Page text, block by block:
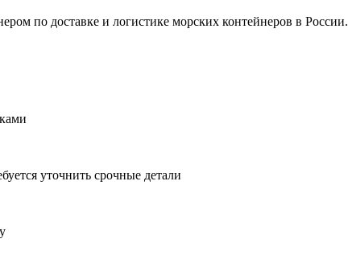
по доставке и логистике морских контейнеров в России.
уточнить срочные детали